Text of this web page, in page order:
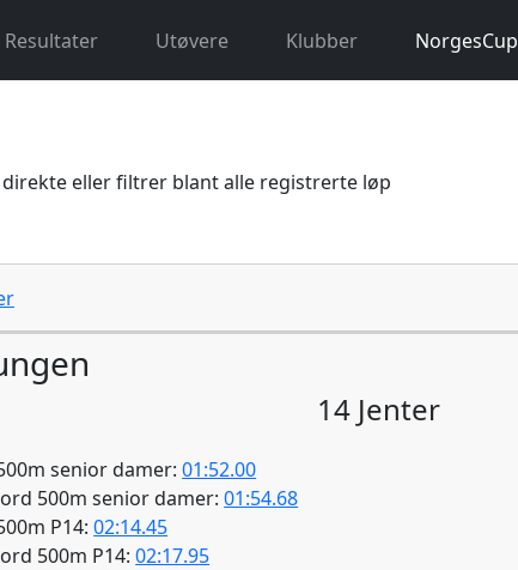
Resultater Utøvere Klubber NorgesCup
eller filtrer blant alle registrerte løp
14 Jenter
senior damer:01:52.00
500m senior damer:01:54.68
P14:02:14.45
500m P14:02:17.95